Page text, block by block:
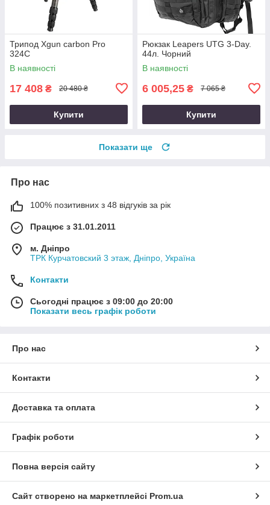
Трипод Xgun carbon Рro
324C
В наявності
17 408 ₴ 20 480 ₴
Купити
Рюкзак Leapers UTG 3-Day.
44л. Чорний
В наявності
6 005,25 ₴ 7 065 ₴
Купити
Показати ще
Про нас
100% позитивних з 48 відгуків за рік
Працює з 31.01.2011
м. Дніпро
ТРК Курчатовский 3 этаж, Дніпро, Україна
Контакти
Сьогодні працює з 09:00 до 20:00
Показати весь графік роботи
Про нас
Контакти
Доставка та оплата
Графік роботи
Повна версія сайту
Сайт створено на маркетплейсі Prom.ua